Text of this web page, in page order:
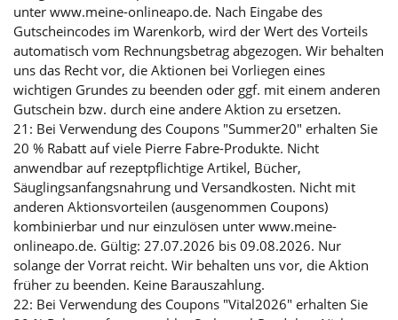
unter www.meine-onlineapo.de. Nach Eingabe des
Gutscheincodes im Warenkorb, wird der Wert des Vorteils
automatisch vom Rechnungsbetrag abgezogen. Wir behalten
uns das Recht vor, die Aktionen bei Vorliegen eines
wichtigen Grundes zu beenden oder ggf. mit einem anderen
Gutschein bzw. durch eine andere Aktion zu ersetzen.
21: Bei Verwendung des Coupons "Summer20" erhalten Sie
20 % Rabatt auf viele Pierre Fabre-Produkte. Nicht
anwendbar auf rezeptpflichtige Artikel, Bücher,
Säuglingsanfangsnahrung und Versandkosten. Nicht mit
anderen Aktionsvorteilen (ausgenommen Coupons)
kombinierbar und nur einzulösen unter www.meine-
onlineapo.de. Gültig: 27.07.2026 bis 09.08.2026. Nur
solange der Vorrat reicht. Wir behalten uns vor, die Aktion
früher zu beenden. Keine Barauszahlung.
22: Bei Verwendung des Coupons "Vital2026" erhalten Sie